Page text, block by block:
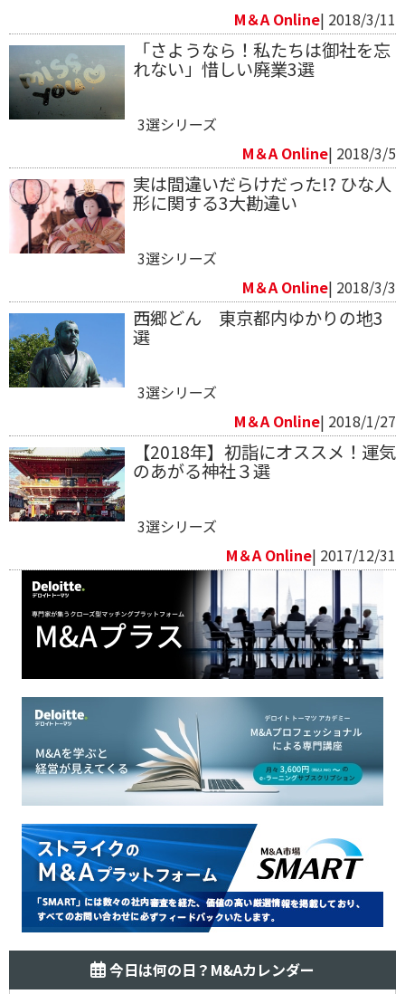
M＆A Online| 2018/3/11
「さようなら！私たちは御社を忘
れない」惜しい廃業3選
3選シリーズ
M＆A Online| 2018/3/5
実は間違いだらけだった!? ひな人
形に関する3大勘違い
3選シリーズ
M＆A Online| 2018/3/3
西郷どん 東京都内ゆかりの地3
選
3選シリーズ
M＆A Online| 2018/1/27
【2018年】初詣にオススメ！運気
のあがる神社３選
3選シリーズ
M＆A Online| 2017/12/31
今日は何の日？M&Aカレンダー